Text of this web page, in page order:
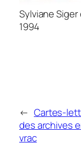
Sylviane
1994
← Cartes-
des archives
vrac